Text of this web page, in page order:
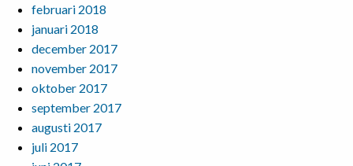
februari 2018
januari 2018
december 2017
november 2017
oktober 2017
september 2017
augusti 2017
juli 2017